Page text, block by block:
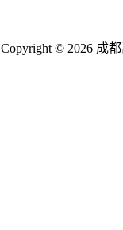
Copyright © 2026 成